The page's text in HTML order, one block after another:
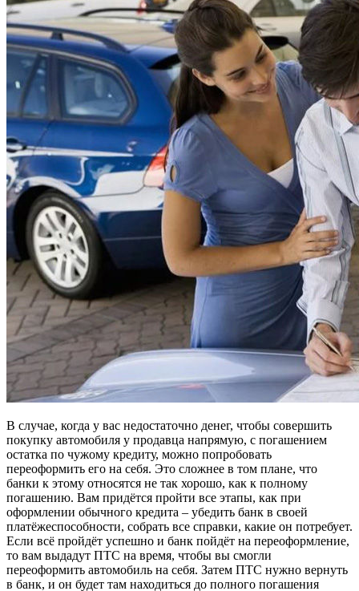
В случае, когда у вас недостаточно денег, чтобы совершить
покупку автомобиля у продавца напрямую, с погашением
остатка по чужому кредиту, можно попробовать
переоформить его на себя. Это сложнее в том плане, что
банки к этому относятся не так хорошо, как к полному
погашению. Вам придётся пройти все этапы, как при
оформлении обычного кредита – убедить банк в своей
платёжеспособности, собрать все справки, какие он потребует.
Если всё пройдёт успешно и банк пойдёт на переоформление,
то вам выдадут ПТС на время, чтобы вы смогли
переоформить автомобиль на себя. Затем ПТС нужно вернуть
в банк, и он будет там находиться до полного погашения